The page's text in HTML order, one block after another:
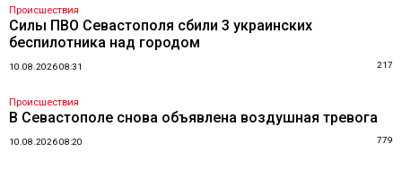
Происшествия
Силы ПВО Севастополя сбили 3 украинских
беспилотника над городом
10.08.2026 08:31 217
Происшествия
В Севастополе снова объявлена воздушная тревога
10.08.2026 08:20 779